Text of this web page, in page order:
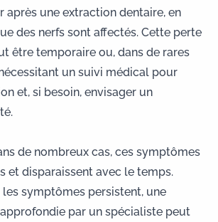
après une extraction dentaire, en
des nerfs sont affectés. Cette perte
être temporaire ou, dans de rares
un suivi médical pour
et, si besoin, envisager un
de nombreux cas, ces symptômes
et disparaissent avec le temps.
les symptômes persistent, une
par un spécialiste peut